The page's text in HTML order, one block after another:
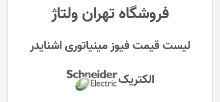
فروشگاه تهران ولتاژ
لیست قیمت فیوز مینیاتوری اشنایدر
الکتریک